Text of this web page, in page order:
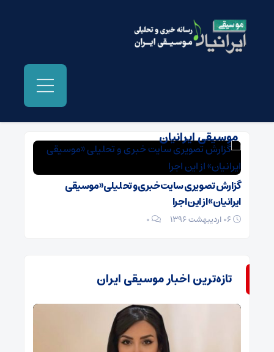
بایگانی‌ها عکسهای کنسرت کیهان کلهر -
موسیقی ایرانیان
گزارش تصویری سایت خبری و تحلیلی «موسیقی
ایرانیان» از این اجرا
۰
تازه‌ترین اخبار موسیقی ایران